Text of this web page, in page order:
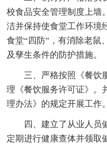
校食品安全管理制度上墙
洁并保持使食堂工作环境
食堂“四防”，有消除老鼠
及孳生条件的防护措施。
三、严格按照《餐饮
理《餐饮服务许可证》。
理办法》的规定开展工作。
四、建立了从业人员
定期进行健康查体并领取